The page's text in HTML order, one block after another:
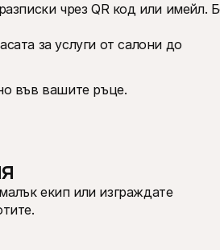
чрез QR код или имейл.
за услуги от салони до
във вашите ръце.
екип или изграждате